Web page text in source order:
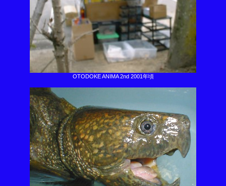
OTODOKE ANIMA 2nd 2001年頃